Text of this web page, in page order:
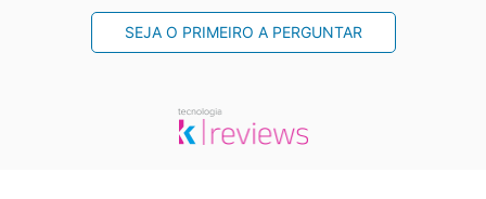
SEJA O PRIMEIRO A PERGUNTAR